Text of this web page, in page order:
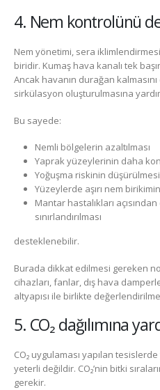
4. Nem kontrolünü
Nem yönetimi, sera
biridir. Kumaş hava kanalı tek
Ancak havanın durağan
sirkülasyon oluşturulmasına
Bu sayede:
Nemli bölgelerin azaltılması
Yaprak yüzeylerinin daha
Yoğuşma riskinin düşürülmesi
Yüzeylerde aşırı nem
Mantar hastalıkları
sınırlandırılması
desteklenebilir.
Burada dikkat edilmesi gereken
cihazları, fanlar, dış hava
altyapısı ile birlikte
5. CO₂ dağılımına
CO₂ uygulaması yapılan
yeterli değildir. CO₂’nin bitki
gerekir.